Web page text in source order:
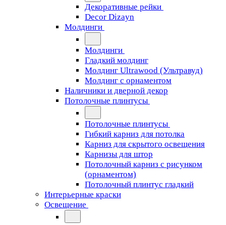
Декоративные рейки
Decor Dizayn
Молдинги
Молдинги
Гладкий молдинг
Молдинг Ultrawood (Ультравуд)
Молдинг с орнаментом
Наличники и дверной декор
Потолочные плинтусы
Потолочные плинтусы
Гибкий карниз для потолка
Карниз для скрытого освещения
Карнизы для штор
Потолочный карниз с рисунком
(орнаментом)
Потолочный плинтус гладкий
Интерьерные краски
Освещение